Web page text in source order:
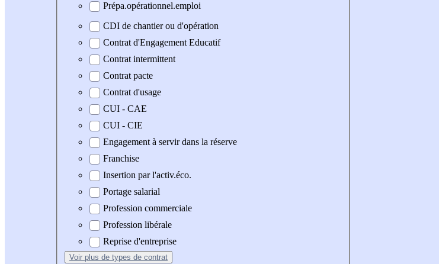
Prépa.opérationnel.emploi
CDI de chantier ou d'opération
Contrat d'Engagement Educatif
Contrat intermittent
Contrat pacte
Contrat d'usage
CUI - CAE
CUI - CIE
Engagement à servir dans la réserve
Franchise
Insertion par l'activ.éco.
Portage salarial
Profession commerciale
Profession libérale
Reprise d'entreprise
Voir plus de types de contrat